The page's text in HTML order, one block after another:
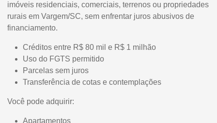
imóveis residenciais, comerciais, terrenos ou propriedades
rurais em Vargem/SC, sem enfrentar juros abusivos de
financiamento.
Créditos entre R$ 80 mil e R$ 1 milhão
Uso do FGTS permitido
Parcelas sem juros
Transferência de cotas e contemplações
Você pode adquirir:
Apartamentos